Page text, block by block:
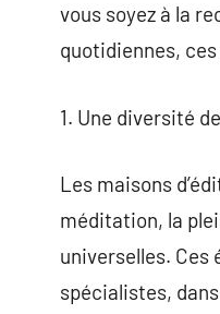
vous soyez à la
quotidiennes,
1. Une diversité
Les maisons
méditation, la
universelles.
spécialistes,